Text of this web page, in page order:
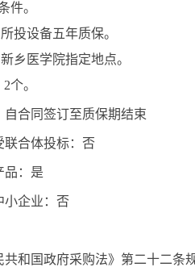
件。
投设备五年质保。
乡医学院指定地点。
个。
自合同签订至质保期结束
联合体投标：否
品：是
小企业：否
共和国政府采购法》第二十二条